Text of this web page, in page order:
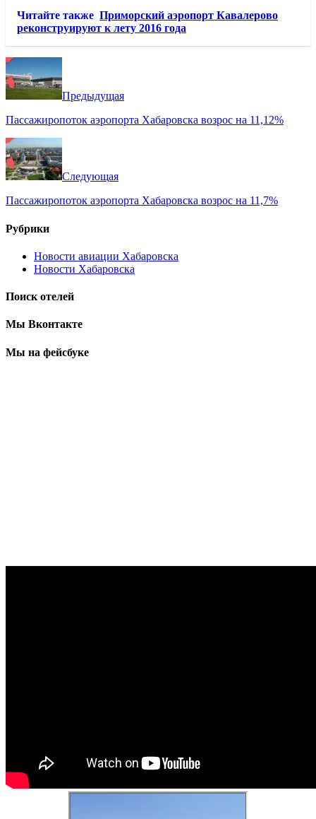
Читайте также Приморский аэропорт Кавалерово
реконструируют к лету 2016 года
Предыдущая
Пассажиропоток аэропорта Хабаровска возрос на 11,12%
Следующая
Пассажиропоток аэропорта Хабаровска возрос на 11,7%
Рубрики
Новости авиации Хабаровска
Новости Хабаровска
Поиск отелей
Мы Вконтакте
Мы на фейсбуке